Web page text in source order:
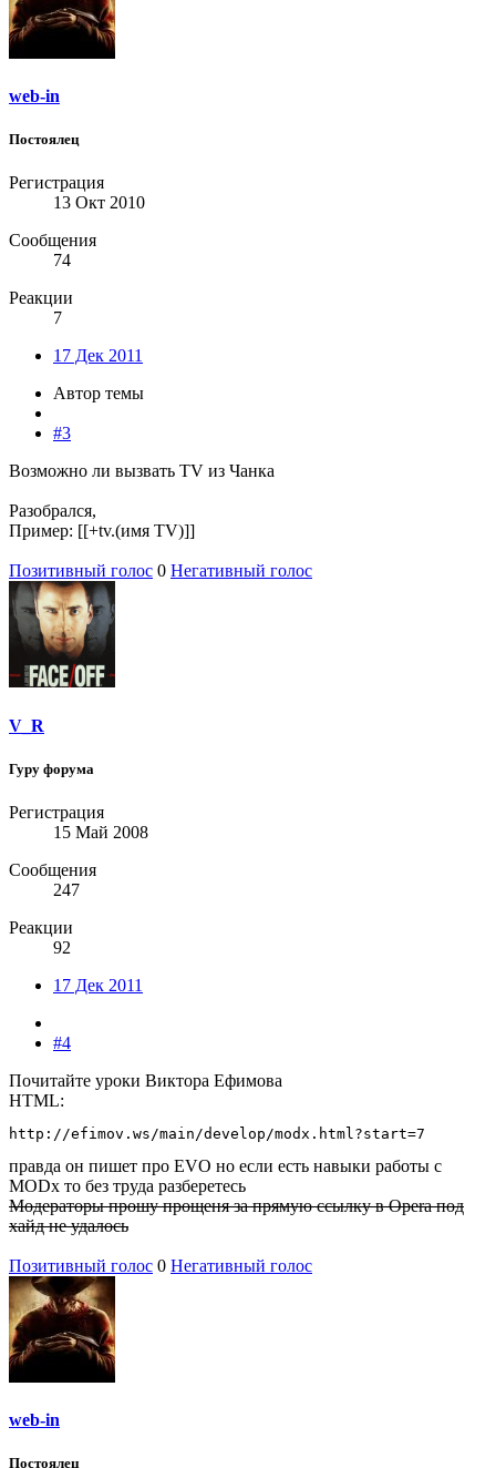
web-in
Постоялец
Регистрация
13 Окт 2010
Сообщения
74
Реакции
7
17 Дек 2011
Автор темы
#3
Возможно ли вызвать TV из Чанка
Разобрался,
Пример: [[+tv.(имя TV)]]
Позитивный голос 0 Негативный голос
V_R
Гуру форума
Регистрация
15 Май 2008
Сообщения
247
Реакции
92
17 Дек 2011
#4
Почитайте уроки Виктора Ефимова
HTML:
http://efimov.ws/main/develop/modx.html?start=7
правда он пишет про EVO но если есть навыки работы с
MODx то без труда разберетесь
Модераторы прошу прощеня за прямую ссылку в Opera под
хайд не удалось
Позитивный голос 0 Негативный голос
web-in
Постоялец